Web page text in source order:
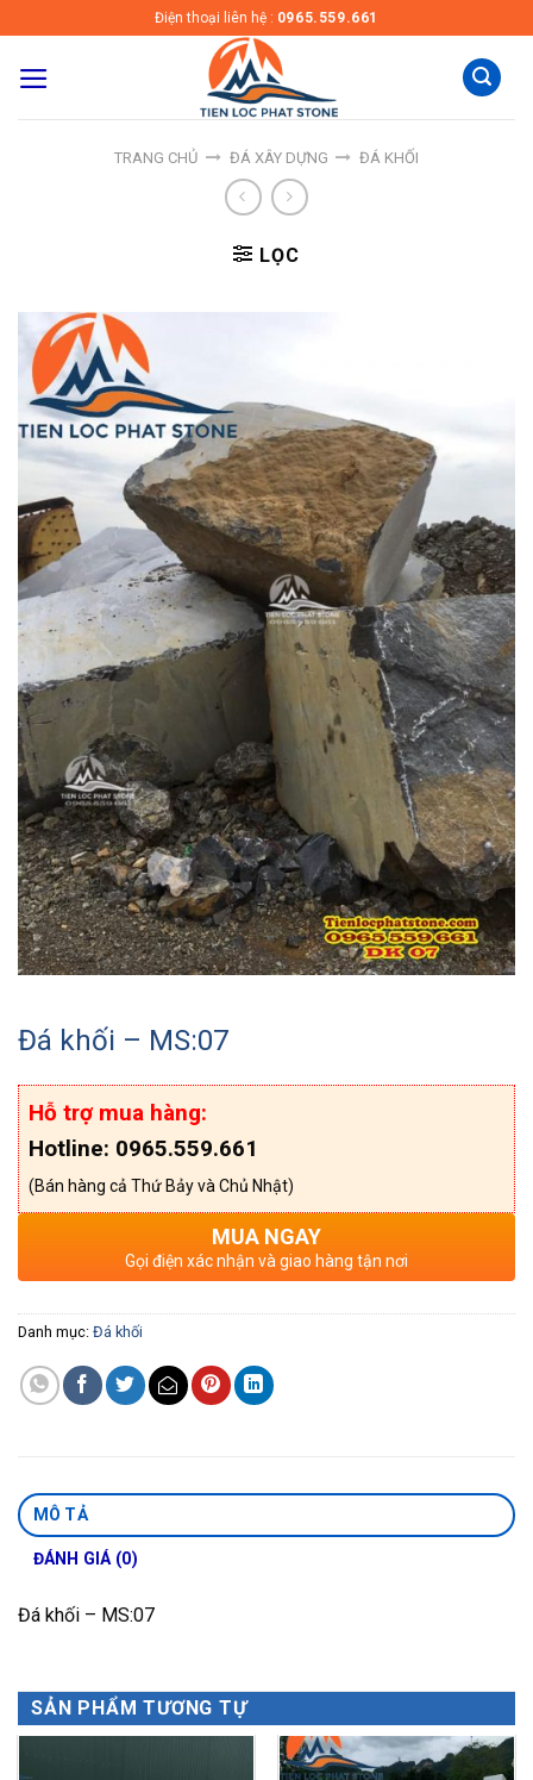
to
content
Điện thoại liên hệ : 0965.559.661
TRANG CHỦ ĐÁ XÂY DỰNG ĐÁ KHỐI
LỌC
Đá khối – MS:07
Hỗ trợ mua hàng:
Hotline: 0965.559.661
(Bán hàng cả Thứ Bảy và Chủ Nhật)
MUA NGAY
Gọi điện xác nhận và giao hàng tận nơi
Danh mục: Đá khối
MÔ TẢ
ĐÁNH GIÁ (0)
Đá khối – MS:07
SẢN PHẨM TƯƠNG TỰ